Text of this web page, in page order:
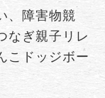
、障害物競
なぎ親子リレ
こドッジボー